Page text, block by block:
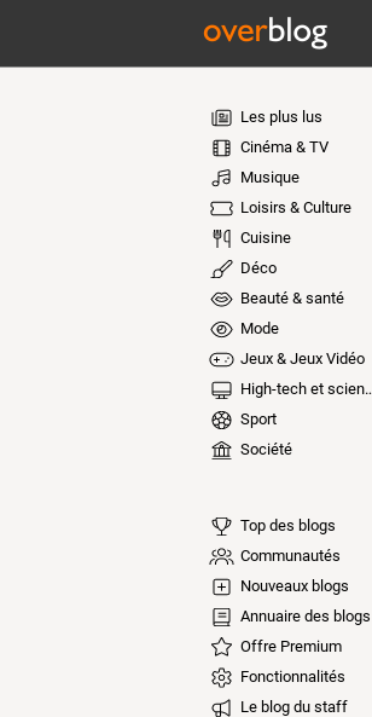
Les plus lus
Cinéma & TV
Musique
Loisirs & Culture
Cuisine
Déco
Beauté & santé
Mode
Jeux & Jeux Vidéo
High-tech et sciences
Sport
Société
Top des blogs
Communautés
Nouveaux blogs
Annuaire des blogs
Offre Premium
Fonctionnalités
Le blog du staff